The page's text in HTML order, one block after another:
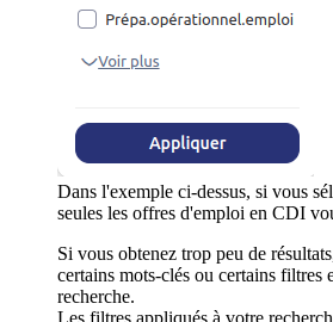
Dans l'exemple ci-dessus, si vous
seules les offres d'emploi en CDI
Si vous obtenez trop peu de
certains mots-clés ou certains filtres
recherche.
Les filtres appliqués à votre